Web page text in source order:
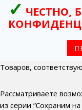
ЧЕСТНО,
Товаров,
Рассматриваете
из серии “Сохраним